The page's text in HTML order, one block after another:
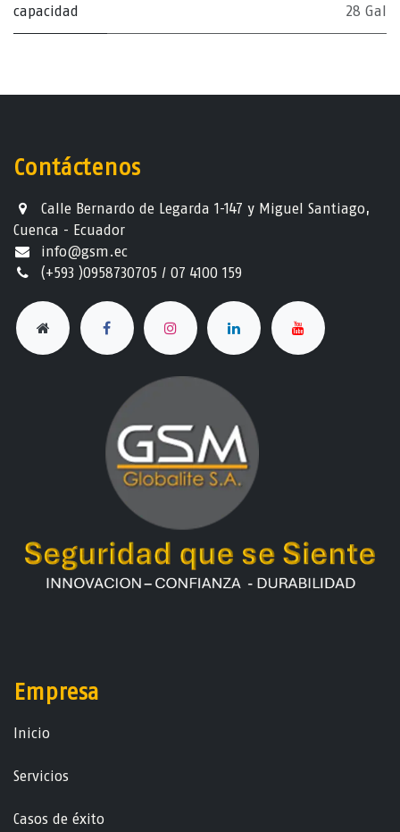
capacidad 28 Gal
Contáctenos
Calle Bernardo de Legarda 1-147 y Miguel Santiago,
Cuenca - Ecuador
info@gsm.ec​
(+593 )0958730705 / 07 4100 159
Empresa
Ini​ci​o
Servicios
Casos de éxito